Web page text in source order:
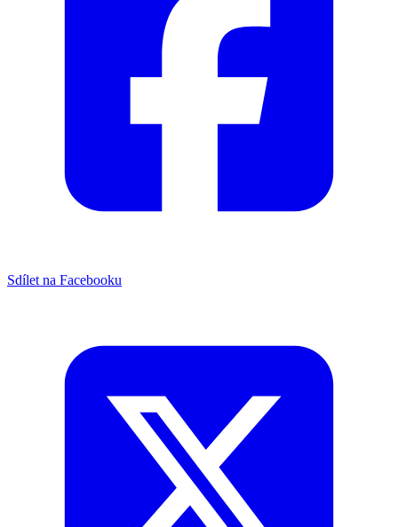
Sdílet na Facebooku